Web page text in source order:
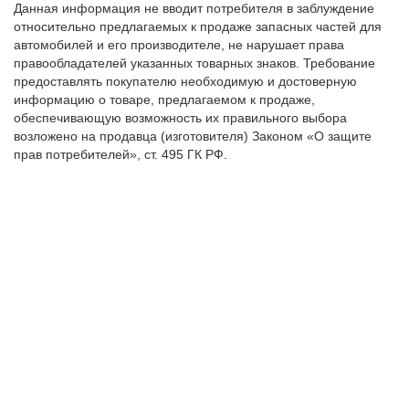
Данная информация не вводит потребителя в заблуждение
относительно предлагаемых к продаже запасных частей для
автомобилей и его производителе, не нарушает права
правообладателей указанных товарных знаков. Требование
предоставлять покупателю необходимую и достоверную
информацию о товаре, предлагаемом к продаже,
обеспечивающую возможность их правильного выбора
возложено на продавца (изготовителя) Законом «О защите
прав потребителей», ст. 495 ГК РФ.